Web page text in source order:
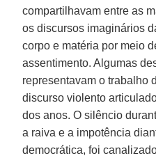
compartilhavam entre as
os discursos imaginários
corpo e matéria por meio
assentimento. Algumas
representavam o trabalho
discurso violento
dos anos. O silêncio
a raiva e a impotência
democrática, foi